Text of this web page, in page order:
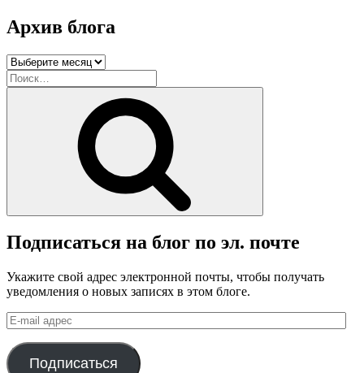
Архив блога
Архив
блога
Искать:
Подписаться на блог по эл. почте
Укажите свой адрес электронной почты, чтобы получать
уведомления о новых записях в этом блоге.
E-
mail
адрес
Подписаться